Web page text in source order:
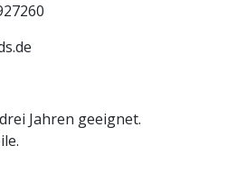
Jahren geeignet.